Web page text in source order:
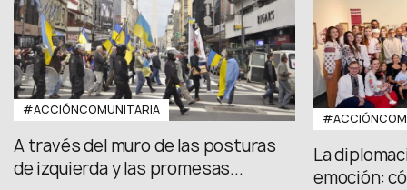
#ACCIÓNCOMUNITARIA
A través del muro de las posturas
de izquierda y las promesas...
La
emoción: